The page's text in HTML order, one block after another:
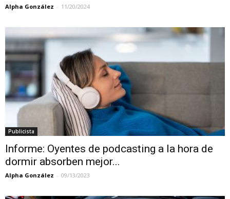
Alpha González - 11/20/2024
Publicista
Informe: Oyentes de podcasting a la hora de
dormir absorben mejor...
Alpha González - 09/13/2023